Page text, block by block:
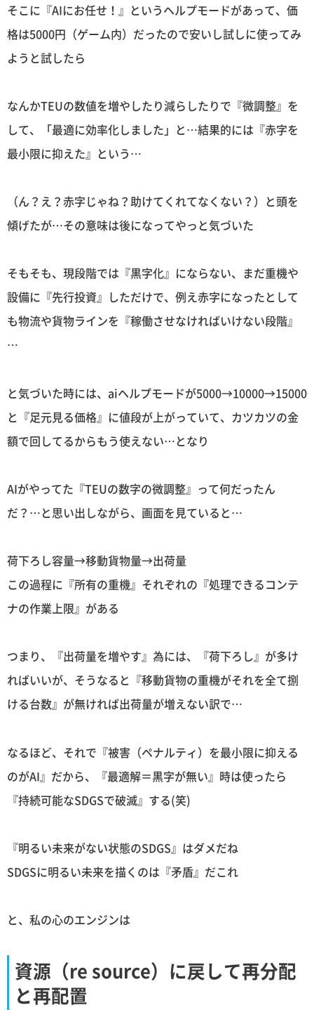
そこに『AIにお任せ！』というヘルプモードがあって、価
格は5000円（ゲーム内）だったので安いし試しに使ってみ
ようと試したら
なんかTEUの数値を増やしたり減らしたりで『微調整』を
して、「最適に効率化しました」と…結果的には『赤字を
最小限に抑えた』という…
（ん？え？赤字じゃね？助けてくれてなくない？）と頭を
傾げたが…その意味は後になってやっと気づいた
そもそも、現段階では『黒字化』にならない、まだ重機や
設備に『先行投資』しただけで、例え赤字になったとして
も物流や貨物ラインを『稼働させなければいけない段階』
…
と気づいた時には、aiヘルプモードが5000→10000→15000
と『足元見る価格』に値段が上がっていて、カツカツの金
額で回してるからもう使えない…となり
AIがやってた『TEUの数字の微調整』って何だったん
だ？…と思い出しながら、画面を見ていると…
荷下ろし容量→移動貨物量→出荷量
この過程に『所有の重機』それぞれの『処理できるコンテ
ナの作業上限』がある
つまり、『出荷量を増やす』為には、『荷下ろし』が多け
ればいいが、そうなると『移動貨物の重機がそれを全て捌
ける台数』が無ければ出荷量が増えない訳で…
なるほど、それで『被害（ペナルティ）を最小限に抑える
のがAI』だから、『最適解＝黒字が無い』時は使ったら
『持続可能なSDGSで破滅』する(笑)
『明るい未来がない状態のSDGS』はダメだね
SDGSに明るい未来を描くのは『矛盾』だこれ
と、私の心のエンジンは
資源（re source）に戻して再分配
と再配置